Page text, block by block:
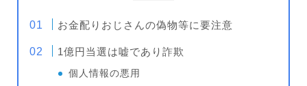
お金配りおじさんの偽物等に要注意
1億円当選は嘘であり詐欺
個人情報の悪用